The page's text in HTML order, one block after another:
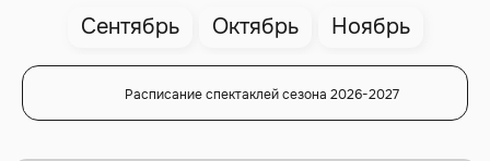
Сентябрь Октябрь Ноябрь
Расписание спектаклей сезона 2026-2027